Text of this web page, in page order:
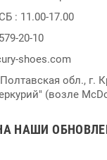
: 11.00-17.00
20-10
shoes.com
обл., г.
(возле
НАШИ